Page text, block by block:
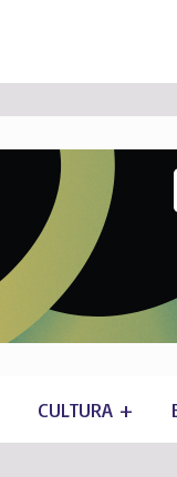
CULTURA +